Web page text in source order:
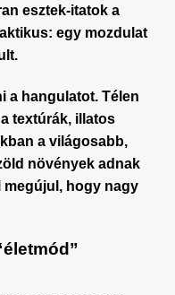
esztek-itatok a
egy mozdulat
a hangulatot. Télen
textúrák, illatos
a világosabb,
növények adnak
megújul, hogy nagy